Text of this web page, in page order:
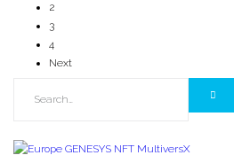
2
3
4
Next